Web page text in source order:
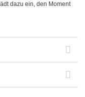
dazu ein, den Moment